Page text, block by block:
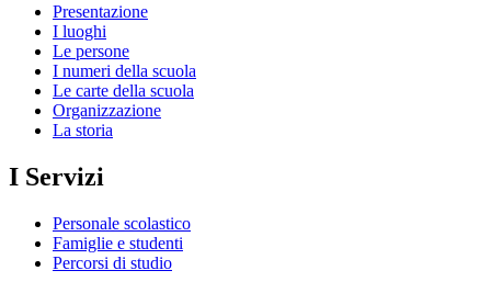
Presentazione
I luoghi
Le persone
I numeri della scuola
Le carte della scuola
Organizzazione
La storia
I Servizi
Personale scolastico
Famiglie e studenti
Percorsi di studio